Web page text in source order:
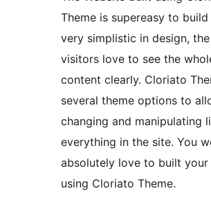
Theme is supereasy to
very simplistic in design, the
visitors love to see the
content clearly. Cloriato
several theme options to
changing and manipulating
everything in the site. You
absolutely love to built your
using Cloriato Theme.